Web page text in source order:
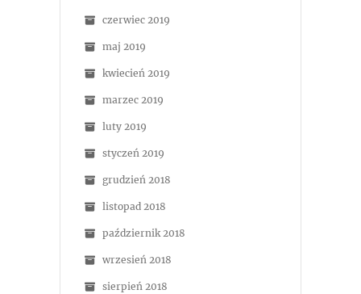
czerwiec 2019
maj 2019
kwiecień 2019
marzec 2019
luty 2019
styczeń 2019
grudzień 2018
listopad 2018
październik 2018
wrzesień 2018
sierpień 2018